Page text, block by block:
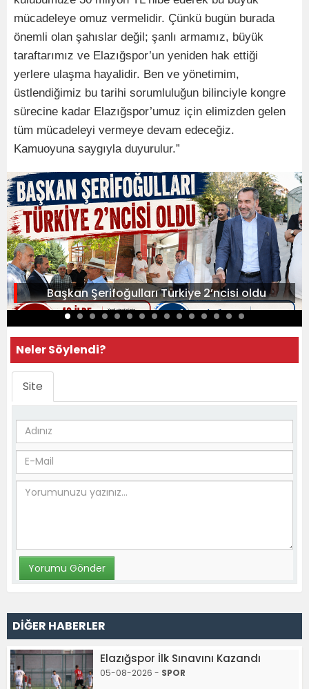
mücadeleye omuz vermelidir. Çünkü bugün burada
önemli olan şahıslar değil; şanlı armamız, büyük
taraftarımız ve Elazığspor’un yeniden hak ettiği
yerlere ulaşma hayalidir. Ben ve yönetimim,
üstlendiğimiz bu tarihi sorumluluğun bilinciyle kongre
sürecine kadar Elazığspor’umuz için elimizden gelen
tüm mücadeleyi vermeye devam edeceğiz.
Kamuoyuna saygıyla duyurulur.”
Başkan Şerifoğulları Türkiye 2’ncisi oldu
Neler Söylendi?
Site
DİĞER HABERLER
Elazığspor İlk Sınavını Kazandı
05-08-2026 - SPOR